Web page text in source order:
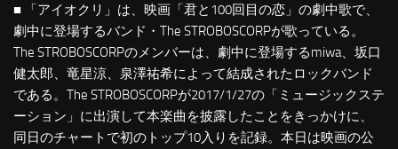
■ 「アイオクリ」は、映画「君と100回目の恋」の劇中歌で、
劇中に登場するバンド・The STROBOSCORPが歌っている。
The STROBOSCORPのメンバーは、劇中に登場するmiwa、坂口
健太郎、竜星涼、泉澤祐希によって結成されたロックバンド
である。The STROBOSCORPが2017/1/27の「ミュージックステ
ーション」に出演して本楽曲を披露したことをきっかけに、
同日のチャートで初のトップ10入りを記録。本日は映画の公